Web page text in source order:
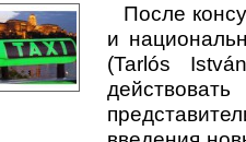
После
и
(Tarlós